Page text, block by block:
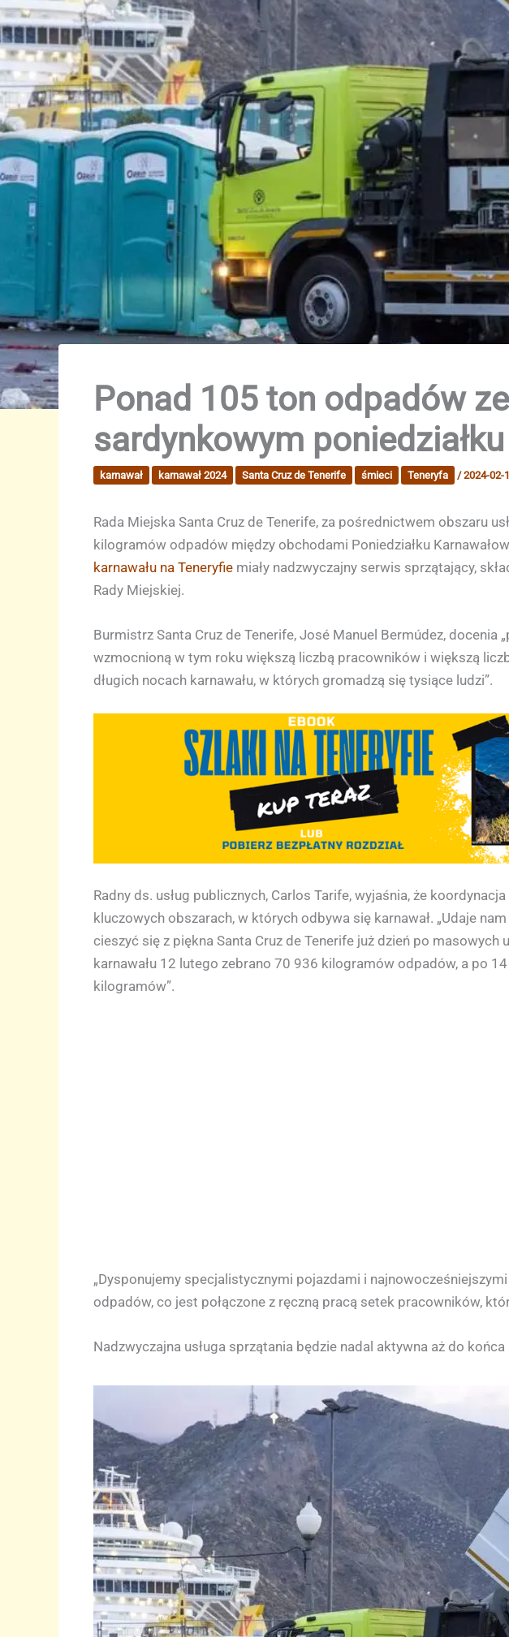
Ponad 105 ton odpadów
sardynkowym
karnawał karnawał 2024 Santa Cruz de Tenerife śmieci Teneryfa /2024-02-
Rada Miejska Santa Cruz de Tenerife, za pośrednictwem obszaru
kilogramów odpadów między obchodami Poniedziałku
karnawału na Teneryfiemiały nadzwyczajny serwis sprzątający,
Rady Miejskiej.
Burmistrz Santa Cruz de Tenerife, José Manuel Bermúdez,
wzmocnioną w tym roku większą liczbą pracowników i większą
długich nocach karnawału, w których gromadzą się tysiące ludzi”.
Radny ds. usług publicznych, Carlos Tarife, wyjaśnia, że
kluczowych obszarach, w których odbywa się karnawał. „Udaje
cieszyć się z piękna Santa Cruz de Tenerife już dzień po
karnawału 12 lutego zebrano 70 936 kilogramów odpadów, a po
kilogramów”.
„Dysponujemy specjalistycznymi pojazdami i
odpadów, co jest połączone z ręczną pracą setek pracowników,
Nadzwyczajna usługa sprzątania będzie nadal aktywna aż do